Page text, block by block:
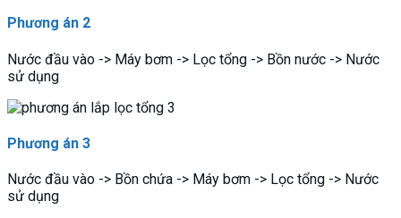
Phương án 2
Nước đầu vào -> Máy bơm -> Lọc tổng -> Bồn nước -> Nước
sử dụng
Phương án 3
Nước đầu vào -> Bồn chứa -> Máy bơm -> Lọc tổng -> Nước
sử dụng